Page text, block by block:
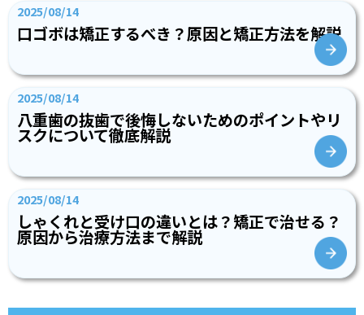
2025/08/14
口ゴボは矯正するべき？原因と矯正方法を解説
2025/08/14
八重歯の抜歯で後悔しないためのポイントやリ
スクについて徹底解説
2025/08/14
しゃくれと受け口の違いとは？矯正で治せる？
原因から治療方法まで解説